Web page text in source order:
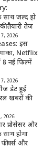
साथ जल्द हो
तैयारी तेज
2026
इस
Netflix
नई फिल्में
2026
डेट हुई
खबरों की
2026
प्रोसेसर और
होगा
और